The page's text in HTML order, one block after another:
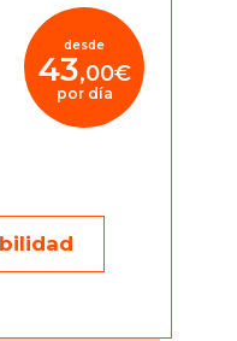
desde
43,00€
por día